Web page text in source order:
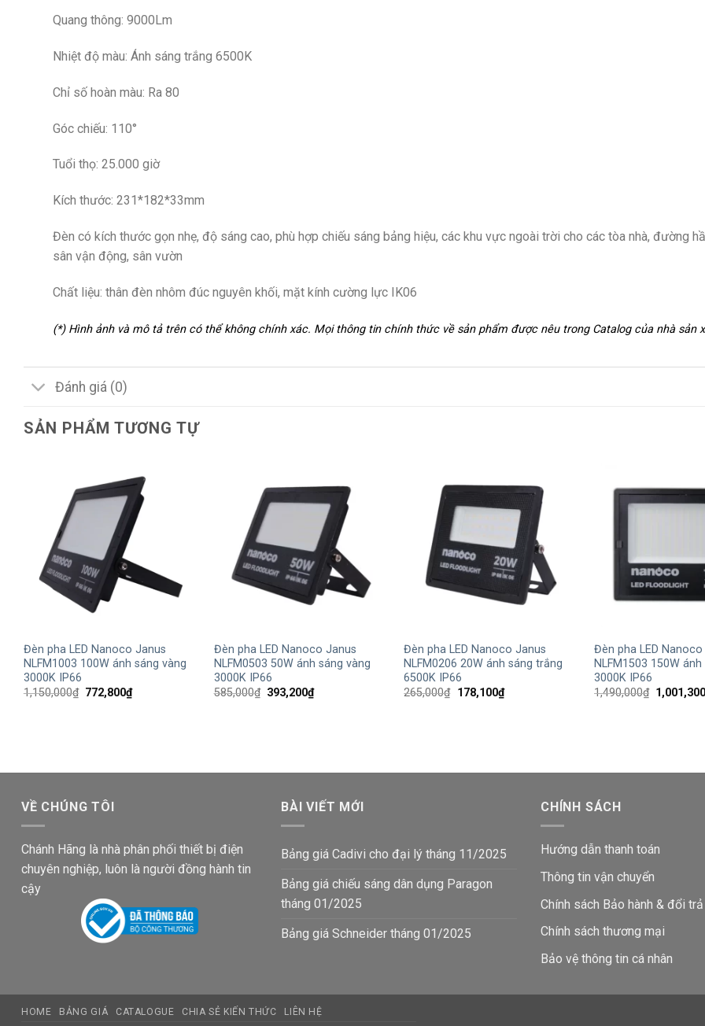
Quang thông: 9000Lm
Nhiệt độ màu: Ánh sáng trắng 6500K
Chỉ số hoàn màu: Ra 80
Góc chiếu: 110°
Tuổi thọ: 25.000 giờ
Kích thước: 231*182*33mm
Đèn có kích thước gọn nhẹ, độ sáng cao, phù hợp chiếu sáng bảng hiệu, các khu vực ngoài trời cho các tòa nhà, đường
sân vận động, sân vườn
Chất liệu: thân đèn nhôm đúc nguyên khối, mặt kính cường lực IK06
(*) Hình ảnh và mô tả trên có thể không chính xác. Mọi thông tin chính thức về sản phẩm được nêu trong Catalog của nhà sản
Đánh giá (0)
SẢN PHẨM TƯƠNG TỰ
Đèn pha LED Nanoco Janus
NLFM1003 100W ánh sáng vàng
3000K IP66
1,150,000₫ Giá
772,800₫Giá
hiện
Đèn pha LED Nanoco Janus
NLFM0503 50W ánh sáng vàng
3000K IP66
585,000₫ Giá
393,200₫Giá
hiện
Đèn pha LED Nanoco Janus
NLFM0206 20W ánh sáng trắng
6500K IP66
265,000₫ Giá
178,100₫Giá
hiện
Đèn pha LED
NLFM1503 150W
3000K IP66
1,490,000₫ Giá
gốc
VỀ CHÚNG TÔI
Chánh Hãng là nhà phân phối thiết bị điện
chuyên nghiệp, luôn là người đồng hành tin
cậy
BÀI VIẾT MỚI
Bảng giá Cadivi cho đại lý tháng 11/2025
Bảng giá chiếu sáng dân dụng Paragon
tháng 01/2025
Bảng giá Schneider tháng 01/2025
CHÍNH SÁCH
Hướng dẫn thanh toán
Thông tin vận chuyển
Chính sách Bảo hành & đổi trả
Chính sách thương mại
Bảo vệ thông tin cá nhân
HOME BẢNG GIÁ CATALOGUE CHIA SẺ KIẾN THỨC LIÊN HỆ